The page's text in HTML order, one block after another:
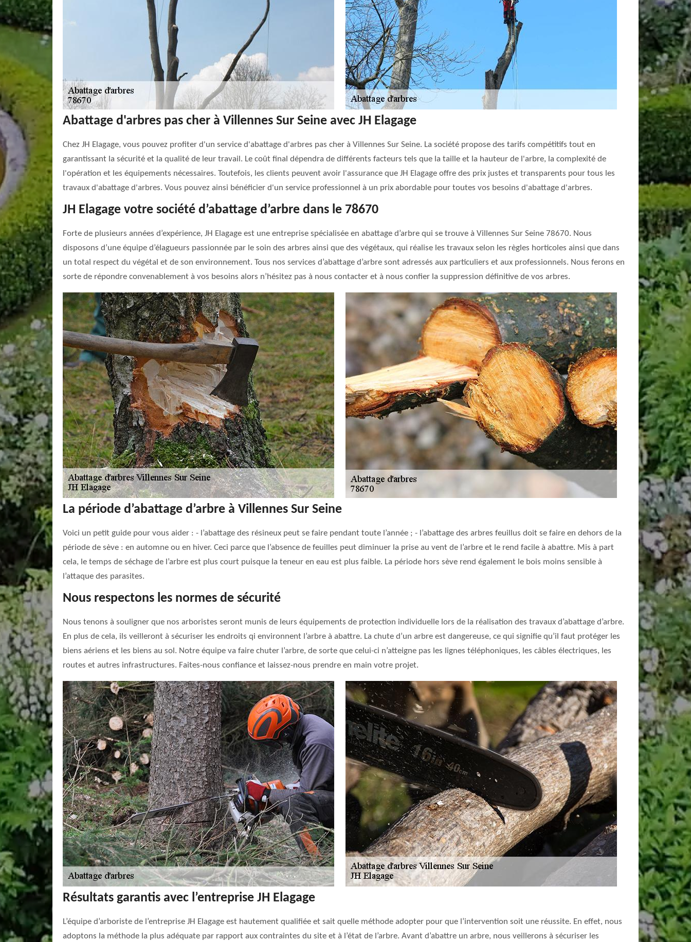
Abattage d'arbres pas cher à Villennes Sur Seine avec JH Elagage
Chez JH Elagage, vous pouvez profiter d'un service d'abattage d'arbres pas cher à Villennes Sur Seine. La société propose des tarifs compétitifs tout en
garantissant la sécurité et la qualité de leur travail. Le coût final dépendra de différents facteurs tels que la taille et la hauteur de l'arbre, la complexité de
l'opération et les équipements nécessaires. Toutefois, les clients peuvent avoir l'assurance que JH Elagage offre des prix justes et transparents pour tous les
travaux d'abattage d'arbres. Vous pouvez ainsi bénéficier d'un service professionnel à un prix abordable pour toutes vos besoins d'abattage d'arbres.
JH Elagage votre société d’abattage d’arbre dans le 78670
Forte de plusieurs années d’expérience, JH Elagage est une entreprise spécialisée en abattage d’arbre qui se trouve à Villennes Sur Seine 78670. Nous
disposons d’une équipe d’élagueurs passionnée par le soin des arbres ainsi que des végétaux, qui réalise les travaux selon les règles horticoles ainsi que dans
un total respect du végétal et de son environnement. Tous nos services d’abattage d’arbre sont adressés aux particuliers et aux professionnels. Nous ferons en
sorte de répondre convenablement à vos besoins alors n’hésitez pas à nous contacter et à nous confier la suppression définitive de vos arbres.
La période d’abattage d’arbre à Villennes Sur Seine
Voici un petit guide pour vous aider : - l’abattage des résineux peut se faire pendant toute l’année ; - l’abattage des arbres feuillus doit se faire en dehors de la
période de sève : en automne ou en hiver. Ceci parce que l’absence de feuilles peut diminuer la prise au vent de l’arbre et le rend facile à abattre. Mis à part
cela, le temps de séchage de l’arbre est plus court puisque la teneur en eau est plus faible. La période hors sève rend également le bois moins sensible à
l’attaque des parasites.
Nous respectons les normes de sécurité
Nous tenons à souligner que nos arboristes seront munis de leurs équipements de protection individuelle lors de la réalisation des travaux d’abattage d’arbre.
En plus de cela, ils veilleront à sécuriser les endroits qi environnent l’arbre à abattre. La chute d’un arbre est dangereuse, ce qui signifie qu’il faut protéger les
biens aériens et les biens au sol. Notre équipe va faire chuter l’arbre, de sorte que celui-ci n’atteigne pas les lignes téléphoniques, les câbles électriques, les
routes et autres infrastructures. Faites-nous confiance et laissez-nous prendre en main votre projet.
Résultats garantis avec l’entreprise JH Elagage
L’équipe d’arboriste de l’entreprise JH Elagage est hautement qualifiée et sait quelle méthode adopter pour que l’intervention soit une réussite. En effet, nous
adoptons la méthode la plus adéquate par rapport aux contraintes du site et à l’état de l’arbre. Avant d’abattre un arbre, nous veillerons à sécuriser les